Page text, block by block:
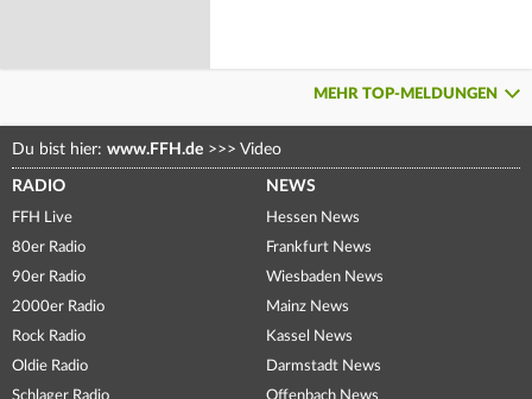
MEHR TOP-MELDUNGEN
Du bist hier: www.FFH.de >>> Video
RADIO
FFH Live
80er Radio
90er Radio
2000er Radio
Rock Radio
Oldie Radio
Schlager Radio
NEWS
Hessen News
Frankfurt News
Wiesbaden News
Mainz News
Kassel News
Darmstadt News
Offenbach News